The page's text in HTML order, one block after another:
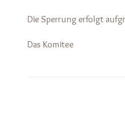
Die Sperrung erfolgt
Das Komitee